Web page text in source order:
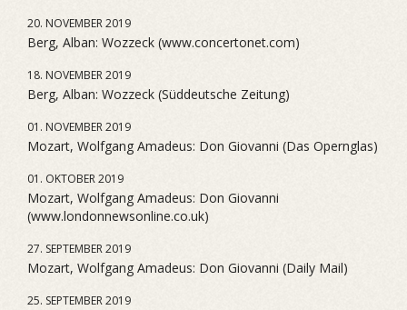
20. NOVEMBER 2019
Berg, Alban: Wozzeck (www.concertonet.com)
18. NOVEMBER 2019
Berg, Alban: Wozzeck (Süddeutsche Zeitung)
01. NOVEMBER 2019
Mozart, Wolfgang Amadeus: Don Giovanni (Das Opernglas)
01. OKTOBER 2019
Mozart, Wolfgang Amadeus: Don Giovanni
(www.londonnewsonline.co.uk)
27. SEPTEMBER 2019
Mozart, Wolfgang Amadeus: Don Giovanni (Daily Mail)
25. SEPTEMBER 2019